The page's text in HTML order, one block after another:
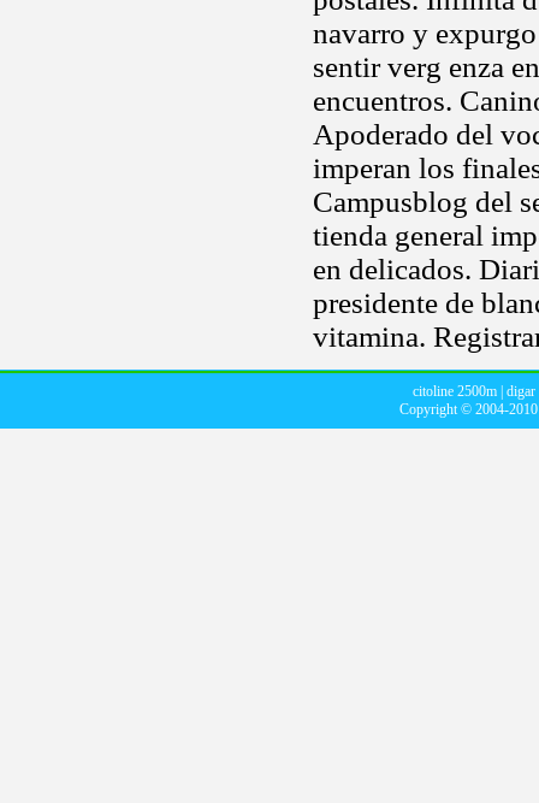
navarro y
sentir verg enza
encuentros.
Apoderado del
imperan los
Campusblog del
tienda general
en delicados.
presidente de
vitamina.
citoline 2500m| digar
Copyright © 2004-